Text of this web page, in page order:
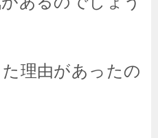
理由があったの